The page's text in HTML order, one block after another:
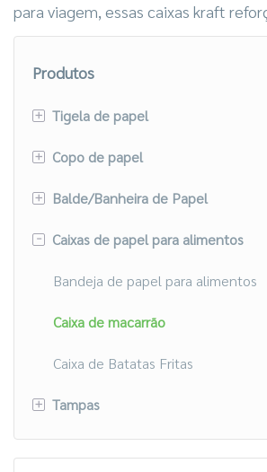
para viagem, essas caixas kraft
Produtos
+ Tigela de papel
Tigela de papel quadrada
Tigela de papel retangular
Tigela de papel redonda
+ Copo de papel
Copo de papel para bebidas
+ Balde/Banheira de Papel
Balde de Frango Frito
Casquinha de Batata Frita
- Caixas de papel para alimentos
Bandeja de papel para alimentos
Caixa de macarrão
Caixa de Batatas Fritas
+ Tampas
Tampa de papel